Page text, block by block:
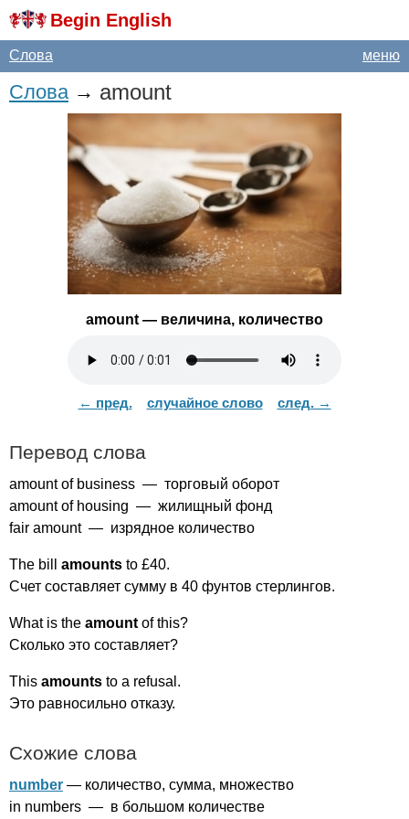
Begin English
меню
Слова
Слова→ amount
amount — величина, количество
← пред. случайное слово след. →
Перевод слова
amount of business — торговый оборот
amount of housing — жилищный фонд
fair amount— изрядное количество
The bill amounts to £40.
Счет составляет сумму в 40 фунтов стерлингов.
What is the amount of this?
Сколько это составляет?
This amounts to a refusal .
Это равносильно отказу.
Схожие слова
number — количество, сумма, множество
in numbers — в большом количестве